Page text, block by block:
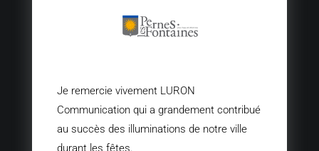
Je remercie vivement LURON
Communication qui a grandement contribué
au succès des illuminations de notre ville